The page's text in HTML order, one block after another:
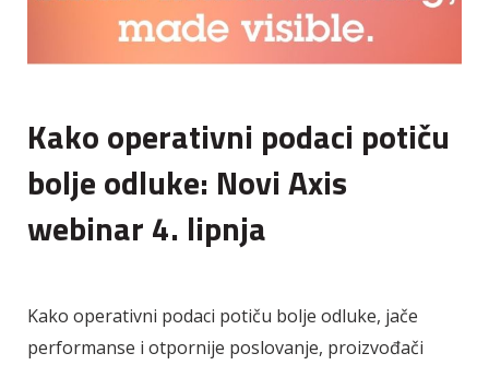
Kako operativni podaci potiču
bolje odluke: Novi Axis
webinar 4. lipnja
Kako operativni podaci potiču bolje odluke, jače
performanse i otpornije poslovanje, proizvođači